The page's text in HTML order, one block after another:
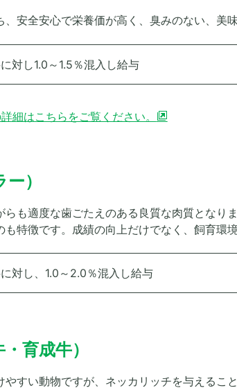
安全安心で栄養価が高く、臭みのない、美
対し1.0～1.5％混入し給与
細はこちらをご覧ください。
）
も適度な歯ごたえのある良質な肉質となりま
特徴です。成績の向上だけでなく、飼育環
対し、1.0～2.0％混入し給与
育成牛）
すい動物ですが、ネッカリッチを与えるこ